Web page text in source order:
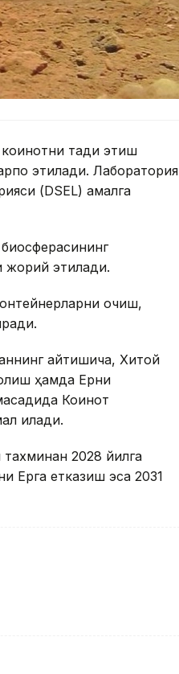
тадқиқ этиш
этилади. Лаборатория
(DSEL) амалга
жорий этилади.
очиш,
айтишича, Хитой
ҳамда Ерни
Коинот
қилади.
2028 йилга
Ерга етказиш эса 2031